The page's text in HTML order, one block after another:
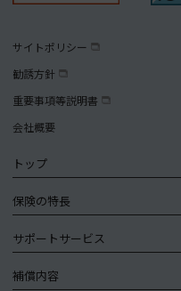
サイトポリシー
勧誘方針
重要事項等説明書
会社概要
トップ
保険の特長
サポートサービス
補償内容